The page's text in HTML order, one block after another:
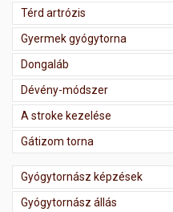
Térd artrózis
Gyermek gyógytorna
Dongaláb
Dévény-módszer
A stroke kezelése
Gátizom torna
Gyógytornász képzések
Gyógytornász állás